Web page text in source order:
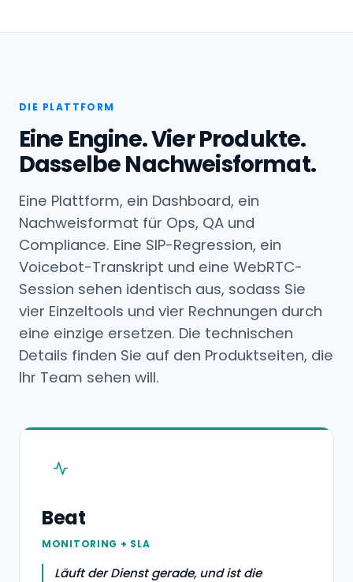
DIE PLATTFORM
Eine Engine. Vier Produkte.
Dasselbe Nachweisformat.
Eine Plattform, ein Dashboard, ein
Nachweisformat für Ops, QA und
Compliance. Eine SIP-Regression, ein
Voicebot-Transkript und eine WebRTC-
Session sehen identisch aus, sodass Sie
vier Einzeltools und vier Rechnungen durch
eine einzige ersetzen. Die technischen
Details finden Sie auf den Produktseiten, die
Ihr Team sehen will.
Beat
MONITORING + SLA
Läuft der Dienst gerade, und ist die